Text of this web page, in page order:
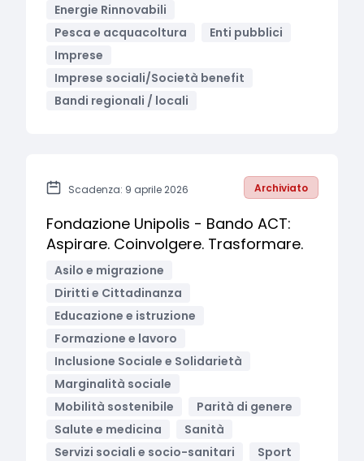
Energie Rinnovabili
Pesca e acquacoltura
Enti pubblici
Imprese
Imprese sociali/Società benefit
Bandi regionali / locali
Scadenza: 9 aprile 2026 Archiviato
Fondazione Unipolis - Bando ACT:
Aspirare. Coinvolgere. Trasformare.
Asilo e migrazione
Diritti e Cittadinanza
Educazione e istruzione
Formazione e lavoro
Inclusione Sociale e Solidarietà
Marginalità sociale
Mobilità sostenibile
Parità di genere
Salute e medicina
Sanità
Servizi sociali e socio-sanitari
Sport